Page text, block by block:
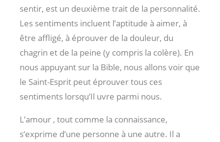
sentir, est un deuxième trait de la personnalité.
Les sentiments incluent l’aptitude à aimer, à
être affligé, à éprouver de la douleur, du
chagrin et de la peine (y compris la colère). En
nous appuyant sur la Bible, nous allons voir que
le Saint-Esprit peut éprouver tous ces
sentiments lorsqu’Il uvre parmi nous.
L’amour , tout comme la connaissance,
s’exprime d’une personne à une autre. Il a